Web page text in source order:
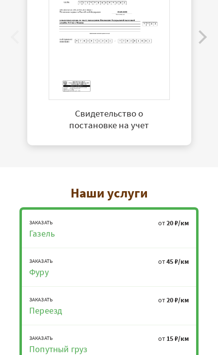
Свидетельство о
постановке на учет
Наши услуги
ЗАКАЗАТЬ
Газель
от20 ₽/км
ЗАКАЗАТЬ
Фуру
от45 ₽/км
ЗАКАЗАТЬ
Переезд
от20 ₽/км
ЗАКАЗАТЬ
Попутный груз
от 15 ₽/км